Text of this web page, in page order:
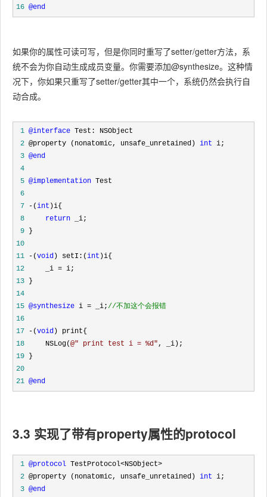
16 @end
如果你的属性可读可写，但是你同时重写了setter/getter方法，系
统不会为你自动生成成员变量。你需要添加@synthesize。这种情
况下，你如果只重写了setter/getter其中一个，系统仍然会执行自
动合成。
1 @interface
2 @property (nonatomic, unsafe_unretained) int
3 @end
4
5 @implementation
6
7 -(int
8
return
9
10
11 -(void ) setI:(int
12
     _i =
13
14
15 @synthesize i = _i;//不加这个会报错
16
17 -(void
18
     NSLog(
@" print test i = %d"
19
20
21 @end
3.3 实现了带有property属性的protocol
1 @protocol
2 @property (nonatomic, unsafe_unretained) int
3 @end